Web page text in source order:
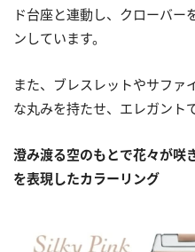
ド台座と連動し、クローバー
ンしています。
また、ブレスレットやサファ
な丸みを持たせ、エレガント
澄み渡る空のもとで花々が咲
を表現したカラーリング